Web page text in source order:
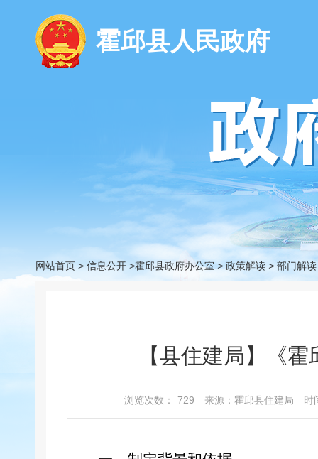
霍邱县人民政府
网站首页 > 信息公开 >霍邱县政府办公室 > 政策解读 > 部门解读
【县住建局】《
浏览次数： 729 来源：霍邱县住建局 时